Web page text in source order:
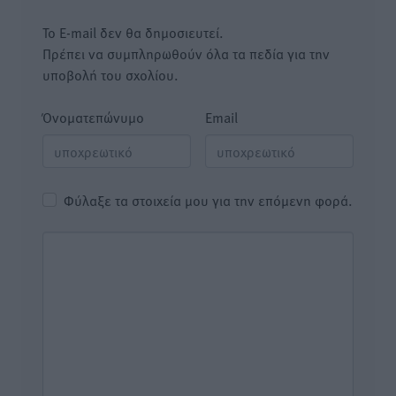
Το E-mail δεν θα δημοσιευτεί.
Πρέπει να συμπληρωθούν όλα τα πεδία για την
υποβολή του σχολίου.
Όνοματεπώνυμο Email
Φύλαξε τα στοιχεία μου για την επόμενη φορά.